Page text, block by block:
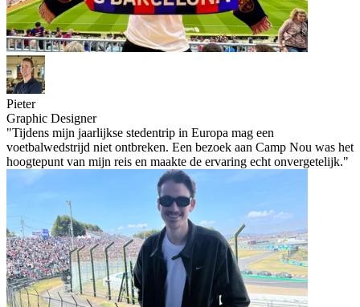
Pieter
Graphic Designer
"Tijdens mijn jaarlijkse stedentrip in Europa mag een
voetbalwedstrijd niet ontbreken. Een bezoek aan Camp Nou was het
hoogtepunt van mijn reis en maakte de ervaring echt onvergetelijk."